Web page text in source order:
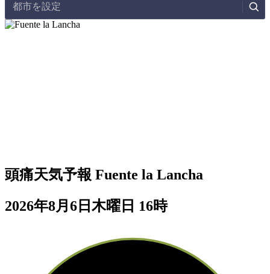
都市を設定
頭痛天気予報 Fuente la Lancha
2026年8月6日木曜日 16時